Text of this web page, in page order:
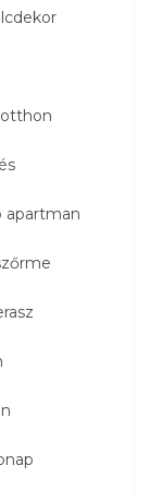
apartman